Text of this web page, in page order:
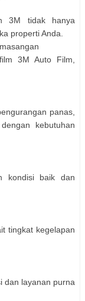
3M tidak hanya
properti Anda.
3M Auto Film,
panas,
kebutuhan
kondisi baik dan
tingkat kegelapan
dan layanan purna